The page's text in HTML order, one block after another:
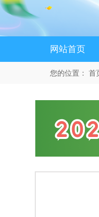
网站首页
您的位置： 首